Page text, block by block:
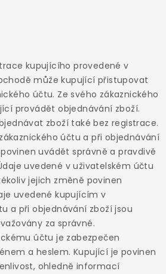
kupujícího provedené v
může kupující přistupovat
účtu. Ze svého zákaznického
provádět objednávání zboží.
zboží také bez registrace.
účtu a při objednávání
uvádět správně a pravdivě
uvedené v uživatelském účtu
jejich změně povinen
uvedené kupujícím v
a při objednávání zboží jsou
za správné.
účtu je zabezpečen
a heslem. Kupující je povinen
ohledně informací